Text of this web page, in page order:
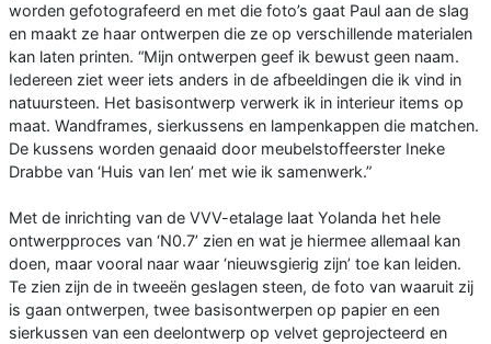
worden gefotografeerd en met die foto’s gaat Paul aan de slag
en maakt ze haar ontwerpen die ze op verschillende materialen
kan laten printen. “Mijn ontwerpen geef ik bewust geen naam.
Iedereen ziet weer iets anders in de afbeeldingen die ik vind in
natuursteen. Het basisontwerp verwerk ik in interieur items op
maat. Wandframes, sierkussens en lampenkappen die matchen.
De kussens worden genaaid door meubelstoffeerster Ineke
Drabbe van ‘Huis van Ien’ met wie ik samenwerk.”
Met de inrichting van de VVV-etalage laat Yolanda het hele
ontwerpproces van ‘N0.7’ zien en wat je hiermee allemaal kan
doen, maar vooral naar waar ‘nieuwsgierig zijn’ toe kan leiden.
Te zien zijn de in tweeën geslagen steen, de foto van waaruit zij
is gaan ontwerpen, twee basisontwerpen op papier en een
sierkussen van een deelontwerp op velvet geprojecteerd en